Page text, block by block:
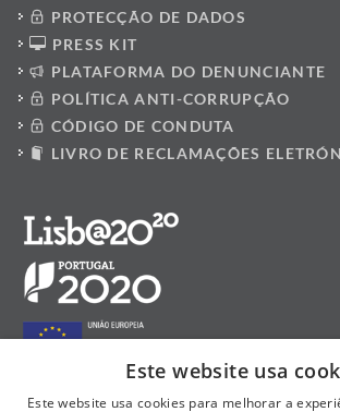
PROTECÇÃO DE DADOS
PRESS KIT
PLATAFORMA DO DENUNCIANTE
POLÍTICA ANTI-CORRUPÇÃO
CÓDIGO DE CONDUTA
LIVRO DE RECLAMAÇÕES
Este website usa
Este website usa cookies para melhorar a